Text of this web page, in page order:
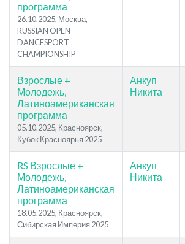
программа
26.10.2025, Москва,
RUSSIAN OPEN
DANCESPORT
CHAMPIONSHIP
Взрослые +
Молодежь,
Латиноамериканская
программа
05.10.2025, Красноярск,
Кубок Красноярья 2025
Анкуп
Никита
RS Взрослые +
Молодежь,
Латиноамериканская
программа
18.05.2025, Красноярск,
Сибирская Империя 2025
Анкуп
Никита